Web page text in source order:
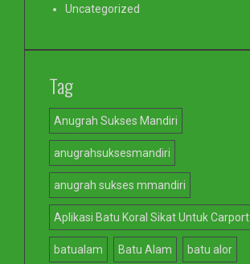
Uncategorized
Tag
Anugrah Sukses Mandiri
anugrahsuksesmandiri
anugrah sukses mmandiri
Aplikasi Batu Koral Sikat Untuk Carport
batualam Batu Alam batu alor